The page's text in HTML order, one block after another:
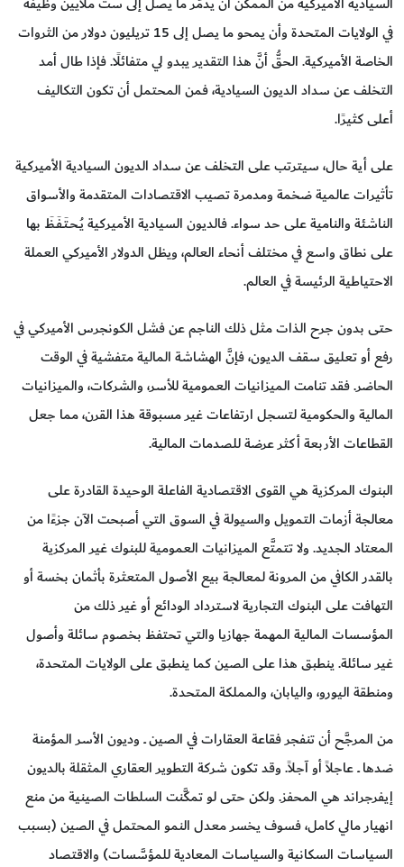
في الولايات المتحدة وأن يمحو ما يصل إلى 15 تريليون دولار من الثروات
الخاصة الأميركية. الحقُّ أنَّ هذا التقدير يبدو لي متفائلًا. فإذا طال أمد
التخلف عن سداد الديون السيادية، فمن المحتمل أن تكون التكاليف
أعلى كثيرًا.
على أية حال، سيترتب على التخلف عن سداد الديون السيادية الأميركية
تأثيرات عالمية ضخمة ومدمرة تصيب الاقتصادات المتقدمة والأسواق
الناشئة والنامية على حد سواء. فالديون السيادية الأميركية يُـحـتَـفَـظَ بها
على نطاق واسع في مختلف أنحاء العالم، ويظل الدولار الأميركي العملة
الاحتياطية الرئيسة في العالم.
حتى بدون جرح الذات مثل ذلك الناجم عن فشل الكونجرس الأميركي في
رفع أو تعليق سقف الديون، فإنَّ الهشاشة المالية متفشية في الوقت
الحاضر. فقد تنامت الميزانيات العمومية للأسر، والشركات، والميزانيات
المالية والحكومية لتسجل ارتفاعات غير مسبوقة هذا القرن، مما جعل
القطاعات الأربعة أكثر عرضة للصدمات المالية.
البنوك المركزية هي القوى الاقتصادية الفاعلة الوحيدة القادرة على
معالجة أزمات التمويل والسيولة في السوق التي أصبحت الآن جزءًا من
المعتاد الجديد. ولا تتمتَّع الميزانيات العمومية للبنوك غير المركزية
بالقدر الكافي من المرونة لمعالجة بيع الأصول المتعثرة بأثمان بخسة أو
التهافت على البنوك التجارية لاسترداد الودائع أو غير ذلك من
المؤسسات المالية المهمة جهازيا والتي تحتفظ بخصوم سائلة وأصول
غير سائلة. ينطبق هذا على الصين كما ينطبق على الولايات المتحدة،
ومنطقة اليورو، واليابان، والمملكة المتحدة.
من المرجَّح أن تنفجر فقاعة العقارات في الصين ــ وديون الأسر المؤمنة
ضدها ــ عاجلاً أو آجلاً. وقد تكون شركة التطوير العقاري المثقلة بالديون
إيفرجراند هي المحفز. ولكن حتى لو تمكَّنت السلطات الصينية من منع
انهيار مالي كامل، فسوف يخسر معدل النمو المحتمل في الصين (بسبب
السياسات السكانية والسياسات المعادية للمؤسَّسات) والاقتصاد